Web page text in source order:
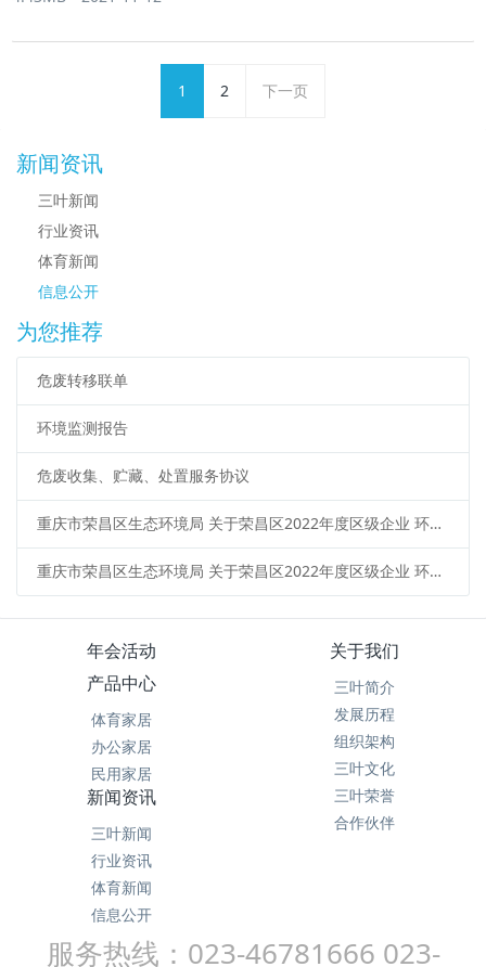
1 2 下一页
新闻资讯
三叶新闻
行业资讯
体育新闻
信息公开
为您推荐
危废转移联单
环境监测报告
危废收集、贮藏、处置服务协议
重庆市荣昌区生态环境局 关于荣昌区2022年度区级企业 环境信用评价结果的通知
重庆市荣昌区生态环境局 关于荣昌区2022年度区级企业 环境信用评价结果的通知
年会活动 关于我们
三叶简介
发展历程
组织架构
三叶文化
三叶荣誉
合作伙伴
产品中心
体育家居
办公家居
民用家居
新闻资讯
三叶新闻
行业资讯
体育新闻
信息公开
服务热线：023-46781666 023-